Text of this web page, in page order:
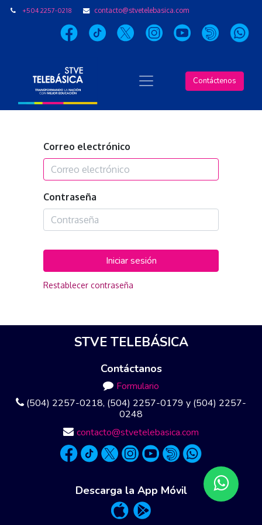
+504 2257-0218 contacto@stvetelebasica.com
Contáctenos
Correo electrónico
Contraseña
Iniciar sesión
Restablecer contraseña
STVE TELEBÁSICA
Contáctanos
Formulario
(504) 2257-0218, (504) 2257-0179 y (504) 2257-
0248
contacto@stvetelebasica.com
Descarga la App Móvil